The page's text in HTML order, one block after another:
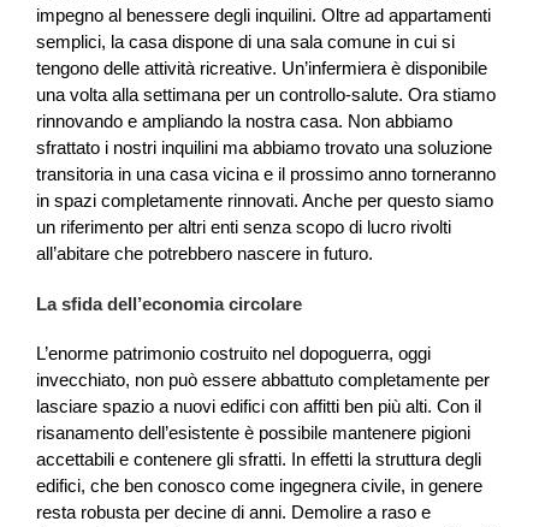
impegno al benessere degli inquilini. Oltre ad appartamenti
semplici, la casa dispone di una sala comune in cui si
tengono delle attività ricreative. Un’infermiera è disponibile
una volta alla settimana per un controllo-salute. Ora stiamo
rinnovando e ampliando la nostra casa. Non abbiamo
sfrattato i nostri inquilini ma abbiamo trovato una soluzione
transitoria in una casa vicina e il prossimo anno torneranno
in spazi completamente rinnovati. Anche per questo siamo
un riferimento per altri enti senza scopo di lucro rivolti
all’abitare che potrebbero nascere in futuro.
La sfida dell’economia circolare
L’enorme patrimonio costruito nel dopoguerra, oggi
invecchiato, non può essere abbattuto completamente per
lasciare spazio a nuovi edifici con affitti ben più alti. Con il
risanamento dell’esistente è possibile mantenere pigioni
accettabili e contenere gli sfratti. In effetti la struttura degli
edifici, che ben conosco come ingegnera civile, in genere
resta robusta per decine di anni. Demolire a raso e